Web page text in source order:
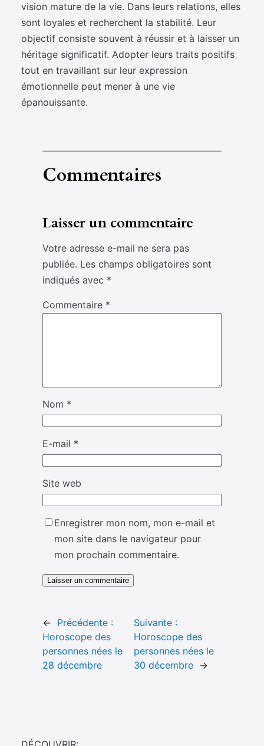
vision mature de la vie. Dans leurs relations, elles
sont loyales et recherchent la stabilité. Leur
objectif consiste souvent à réussir et à laisser un
héritage significatif. Adopter leurs traits positifs
tout en travaillant sur leur expression
émotionnelle peut mener à une vie
épanouissante.
Commentaires
Laisser un commentaire
Votre adresse e-mail ne sera pas
publiée. Les champs obligatoires sont
indiqués avec *
Commentaire *
Nom *
E-mail *
Site web
Enregistrer mon nom, mon e-mail et
mon site dans le navigateur pour
mon prochain commentaire.
← Précédente :
Horoscope des
personnes nées le
28 décembre
Suivante :
Horoscope des
personnes nées le
30 décembre →